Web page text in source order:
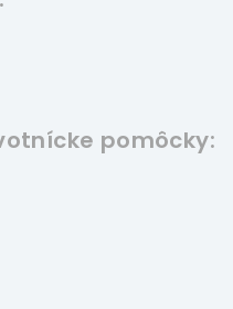
pomôcky: